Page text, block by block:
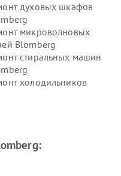
духовых шкафов
микроволновых
Blomberg
стиральных машин
холодильников